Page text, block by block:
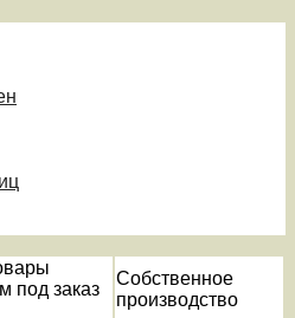
под заказ
Собственное
производство